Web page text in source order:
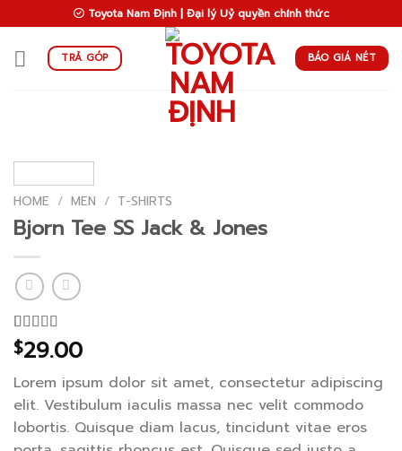
to
content
Toyota Nam Định | Đại lý Uỷ quyền chính thức
TRẢ GÓP BÁO GIÁ NÉT
HOME / MEN / T-SHIRTS
Bjorn Tee SS Jack & Jones
Rated
3.50out
based on
2
customer
$29.00
Lorem ipsum dolor sit amet, consectetur adipiscing
elit. Vestibulum iaculis massa nec velit commodo
lobortis. Quisque diam lacus, tincidunt vitae eros